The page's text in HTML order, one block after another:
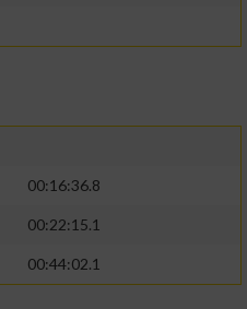
00:16:36.8
00:22:15.1
00:44:02.1